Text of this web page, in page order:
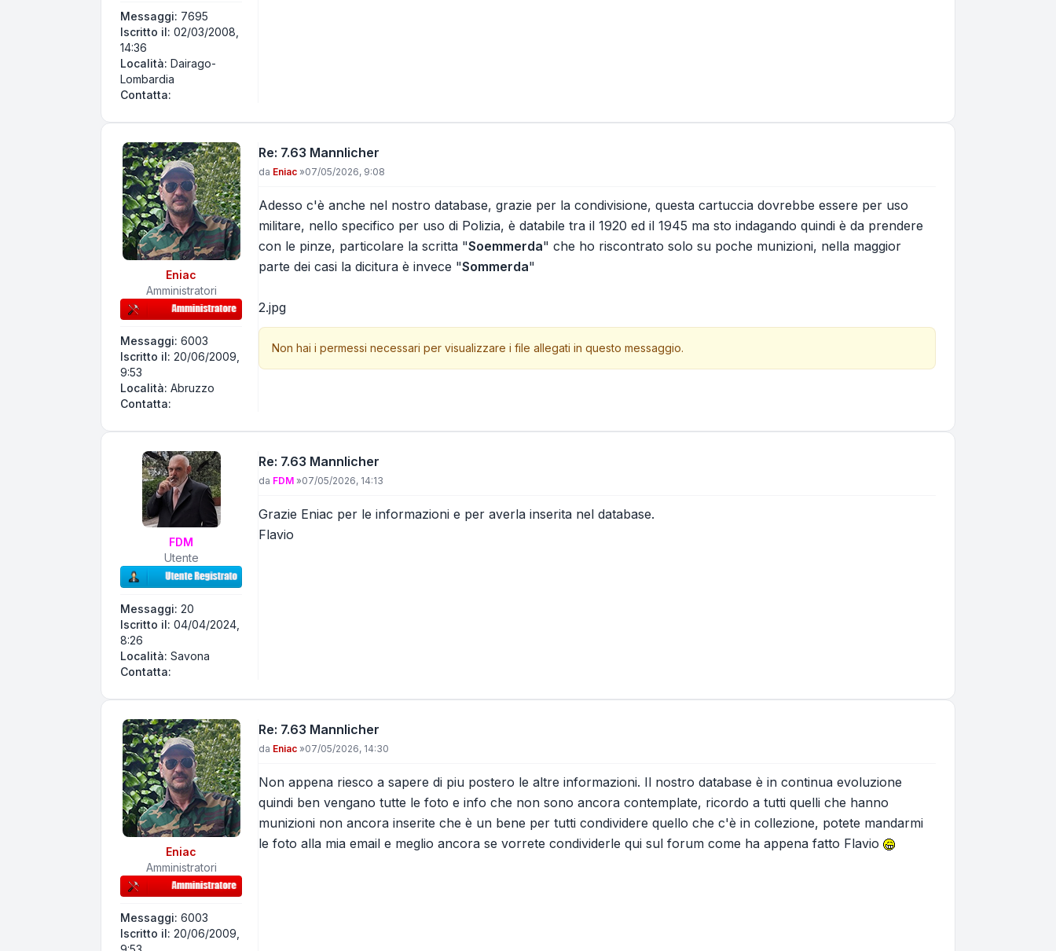
Messaggi: 7695
Iscritto il: 02/03/2008,
14:36
Località: Dairago-
Lombardia
Contatta:
Eniac
Amministratori
Messaggi: 6003
Iscritto il: 20/06/2009,
9:53
Località: Abruzzo
Contatta:
Re: 7.63 Mannlicher
Messaggio
da Eniac »07/05/2026, 9:08
Adesso c'è anche nel nostro database, grazie per la condivisione, questa cartuccia dovrebbe essere per uso
militare, nello specifico per uso di Polizia, è databile tra il 1920 ed il 1945 ma sto indagando quindi è da prendere
con le pinze, particolare la scritta "Soemmerda" che ho riscontrato solo su poche munizioni, nella maggior
parte dei casi la dicitura è invece "Sommerda"
2.jpg
Non hai i permessi necessari per visualizzare i file allegati in questo messaggio.
FDM
Utente
Messaggi: 20
Iscritto il: 04/04/2024,
8:26
Località: Savona
Contatta:
Re: 7.63 Mannlicher
Messaggio
da FDM »07/05/2026, 14:13
Grazie Eniac per le informazioni e per averla inserita nel database.
Flavio
Eniac
Amministratori
Messaggi: 6003
Iscritto il: 20/06/2009,
Re: 7.63 Mannlicher
Messaggio
da Eniac »07/05/2026, 14:30
Non appena riesco a sapere di piu postero le altre informazioni. Il nostro database è in continua evoluzione
quindi ben vengano tutte le foto e info che non sono ancora contemplate, ricordo a tutti quelli che hanno
munizioni non ancora inserite che è un bene per tutti condividere quello che c'è in collezione, potete mandarmi
le foto alla mia email e meglio ancora se vorrete condividerle qui sul forum come ha appena fatto Flavio